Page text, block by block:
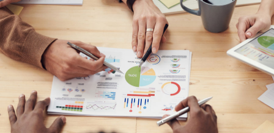
Kariyer
İletişim